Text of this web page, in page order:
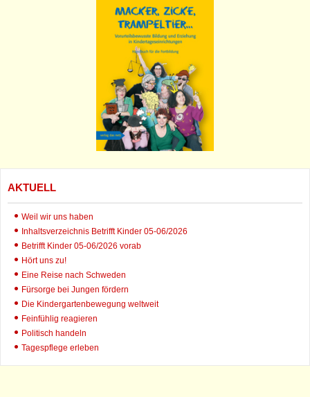
AKTUELL
Weil wir uns haben
Inhaltsverzeichnis Betrifft Kinder 05-06/2026
Betrifft Kinder 05-06/2026 vorab
Hört uns zu!
Eine Reise nach Schweden
Fürsorge bei Jungen fördern
Die Kindergartenbewegung weltweit
Feinfühlig reagieren
Politisch handeln
Tagespflege erleben